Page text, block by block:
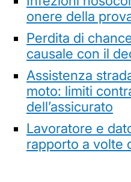
onere della
Perdita di
causale con il
Assistenza
moto: limiti
dell’assicurato
Lavoratore e
rapporto a volte